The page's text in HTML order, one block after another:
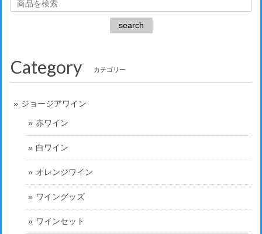
search
Category カテゴリー
ジョージアワイン
赤ワイン
白ワイン
オレンジワイン
ワイングッズ
ワインセット